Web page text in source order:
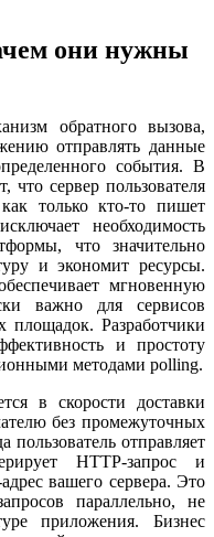
они нужны
обратного вызова,
отправлять данные
события. В
что сервер пользователя
только кто-то пишет
необходимость
что значительно
и экономит ресурсы.
мгновенную
важно для сервисов
площадок. Разработчики
и простоту
методами polling.
в скорости доставки
без промежуточных
пользователь отправляет
HTTP-запрос и
вашего сервера. Это
параллельно, не
приложения. Бизнес